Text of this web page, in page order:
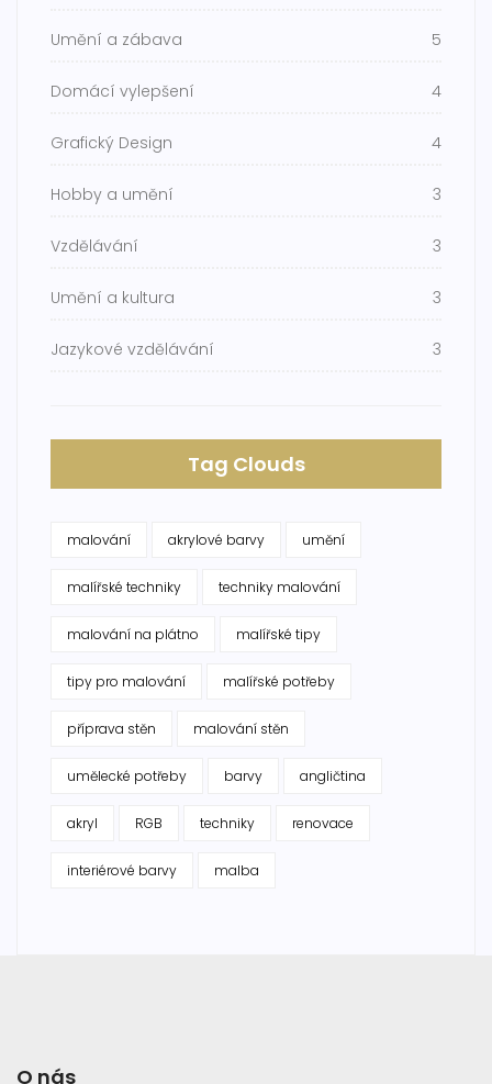
Umění a zábava 5
Domácí vylepšení 4
Grafický Design 4
Hobby a umění 3
Vzdělávání 3
Umění a kultura 3
Jazykové vzdělávání 3
Tag Clouds
malování akrylové barvy umění
malířské techniky techniky malování
malování na plátno malířské tipy
tipy pro malování malířské potřeby
příprava stěn malování stěn
umělecké potřeby barvy angličtina
akryl RGB techniky renovace
interiérové barvy malba
O nás